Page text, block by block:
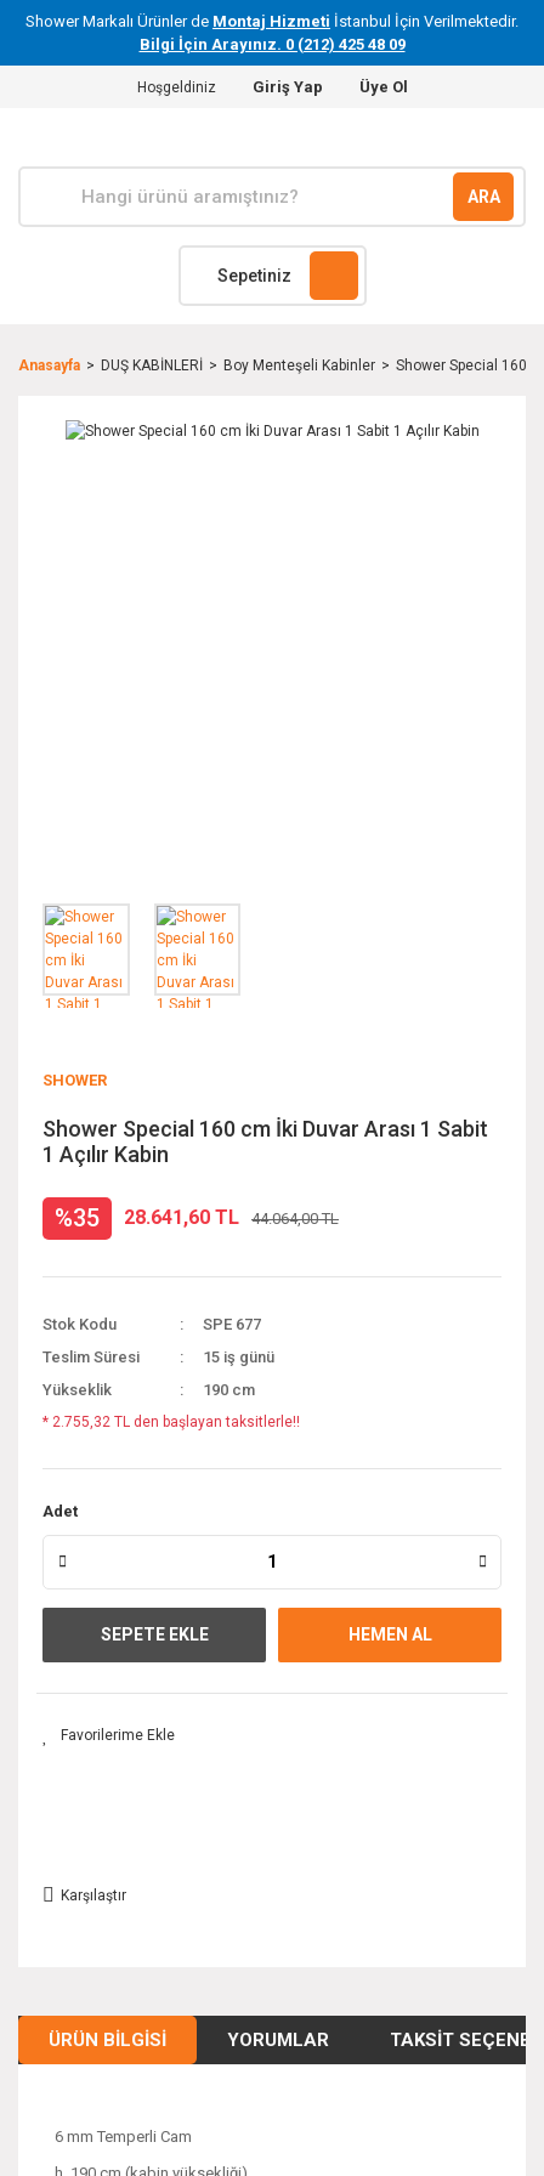
Shower Markalı Ürünler de Montaj Hizmeti İstanbul İçin Verilmektedir.
Bilgi İçin Arayınız. 0 (212) 425 48 09
Hoşgeldiniz Giriş Yap Üye Ol
ARA
Sepetiniz
Anasayfa DUŞ KABİNLERİ Boy Menteşeli Kabinler Shower Special 160
SHOWER
Shower Special 160 cm İki Duvar Arası 1 Sabit
1 Açılır Kabin
%35 28.641,60 TL 44.064,00 TL
Stok Kodu
SPE 677
Teslim Süresi
15 iş günü
Yükseklik
190 cm
* 2.755,32 TL den başlayan taksitlerle!!
Adet
SEPETE EKLE HEMEN AL
Karşılaştır
ÜRÜN BILGISI YORUMLAR TAKSIT
6 mm Temperli Cam